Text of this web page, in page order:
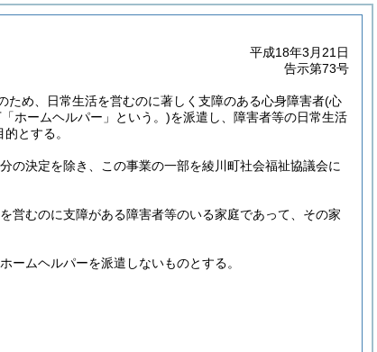
平成18年3月21日
告示第73号
ため、日常生活を営むのに著しく支障のある心身障害者(心
ホームヘルパー」という。)を派遣し、障害者等の日常生活
とする。
の決定を除き、この事業の一部を綾川町社会福祉協議会に
営むのに支障がある障害者等のいる家庭であって、その家
ームヘルパーを派遣しないものとする。